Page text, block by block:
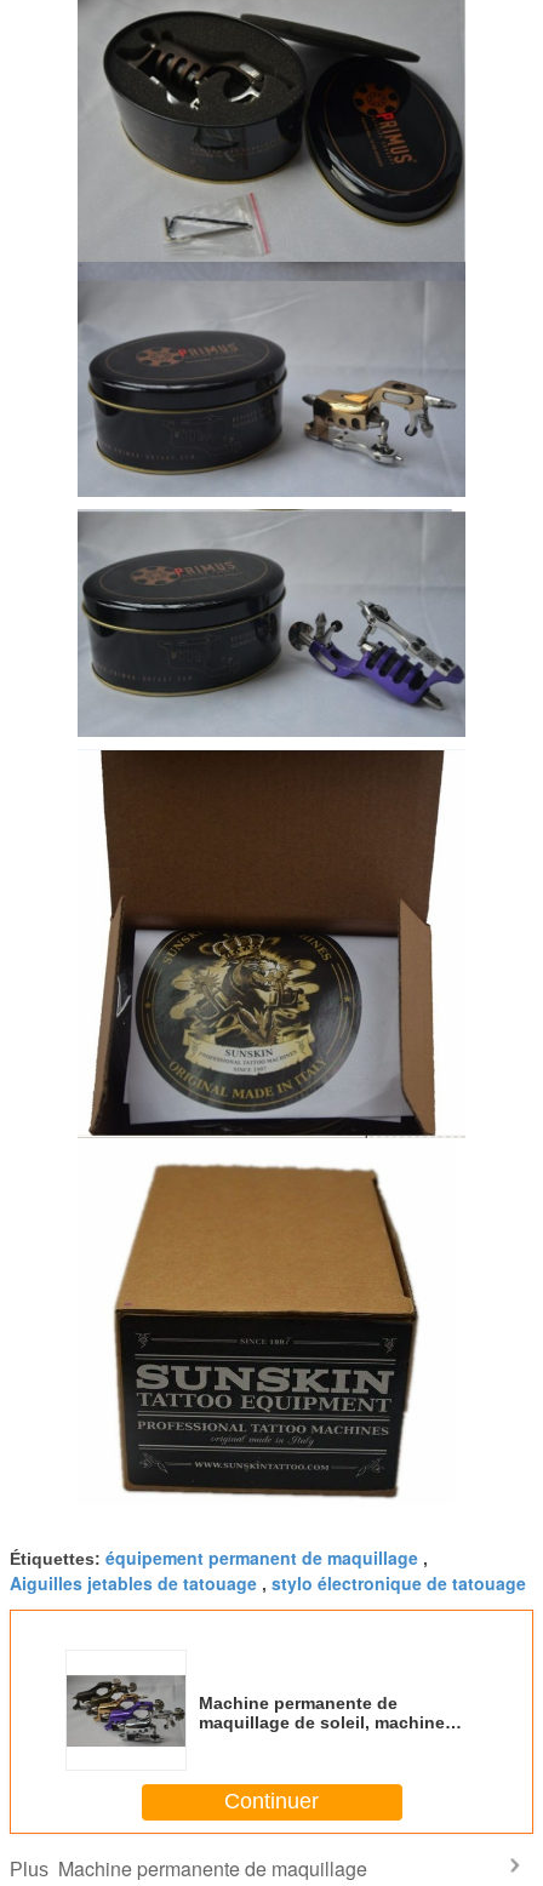
Étiquettes: équipement permanent de maquillage ,
Aiguilles jetables de tatouage , stylo électronique de tatouage
Machine permanente de
maquillage de soleil, machine
Continuer
Plus Machine permanente de maquillage